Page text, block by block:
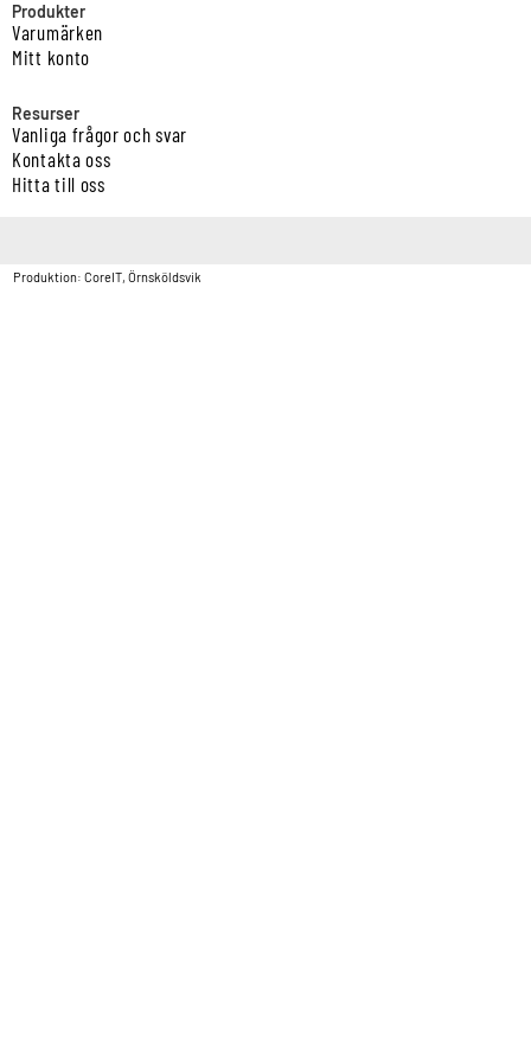
Produkter
Varumärken
Mitt konto
Resurser
Vanliga frågor och svar
Kontakta oss
Hitta till oss
Produktion: CoreIT, Örnsköldsvik